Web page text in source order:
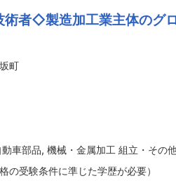
ます。 AHU部AHU技術1課
す。残業は月平均17時間程度
術者◇製造加工業主体のグ
町
車部品, 機械・金属加工 組立・その
の受験条件に準じた学歴が必要）